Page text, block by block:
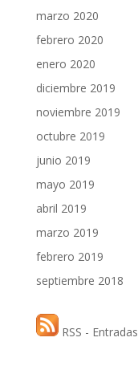
marzo 2020
febrero 2020
enero 2020
diciembre 2019
noviembre 2019
octubre 2019
junio 2019
mayo 2019
abril 2019
marzo 2019
febrero 2019
septiembre 2018
RSS - Entradas